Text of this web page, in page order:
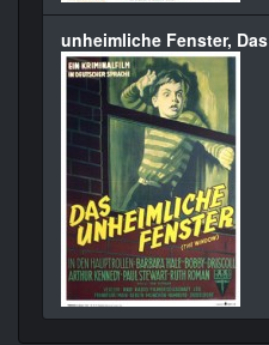
unheimliche Fenster, Das